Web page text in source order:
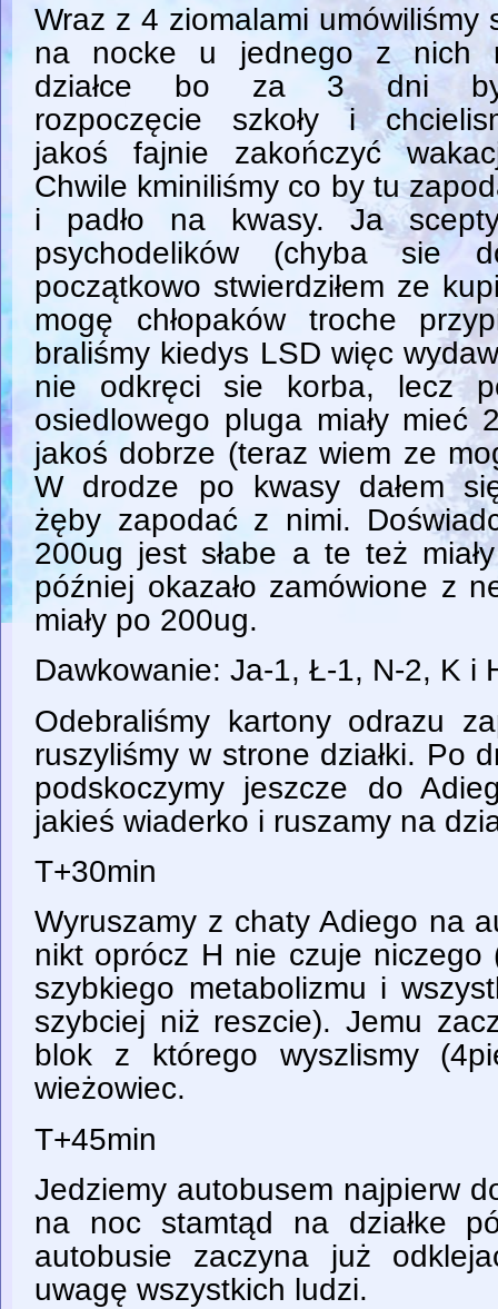
Wraz z 4 ziomalami umówiliśmy
na nocke u jednego z nich
działce bo za 3 dni
rozpoczęcie szkoły i
jakoś fajnie zakończyć
Chwile kminiliśmy co by tu
i padło na kwasy. Ja
psychodelików (chyba sie
początkowo stwierdziłem ze
mogę chłopaków troche
braliśmy kiedys LSD więc
nie odkręci sie korba, lecz
osiedlowego pluga miały mieć
jakoś dobrze (teraz wiem ze
W drodze po kwasy dałem
żęby zapodać z nimi.
200ug jest słabe a te też
później okazało zamówione z
miały po 200ug.
Dawkowanie: Ja-1, Ł-1, N-2, K i
Odebraliśmy kartony odrazu
ruszyliśmy w strone działki. Po
podskoczymy jeszcze do
jakieś wiaderko i ruszamy na
T+30min
Wyruszamy z chaty Adiego na
nikt oprócz H nie czuje
szybkiego metabolizmu i
szybciej niż reszcie). Jemu
blok z którego wyszlismy
wieżowiec.
T+45min
Jedziemy autobusem najpierw
na noc stamtąd na działke
autobusie zaczyna już
uwagę wszystkich ludzi.